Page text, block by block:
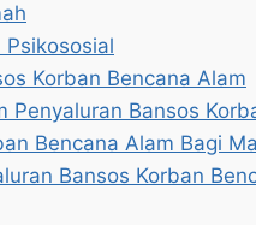
Korban Bencana Alam
Penyaluran Bansos
Bencana Alam Bagi
Bansos Korban